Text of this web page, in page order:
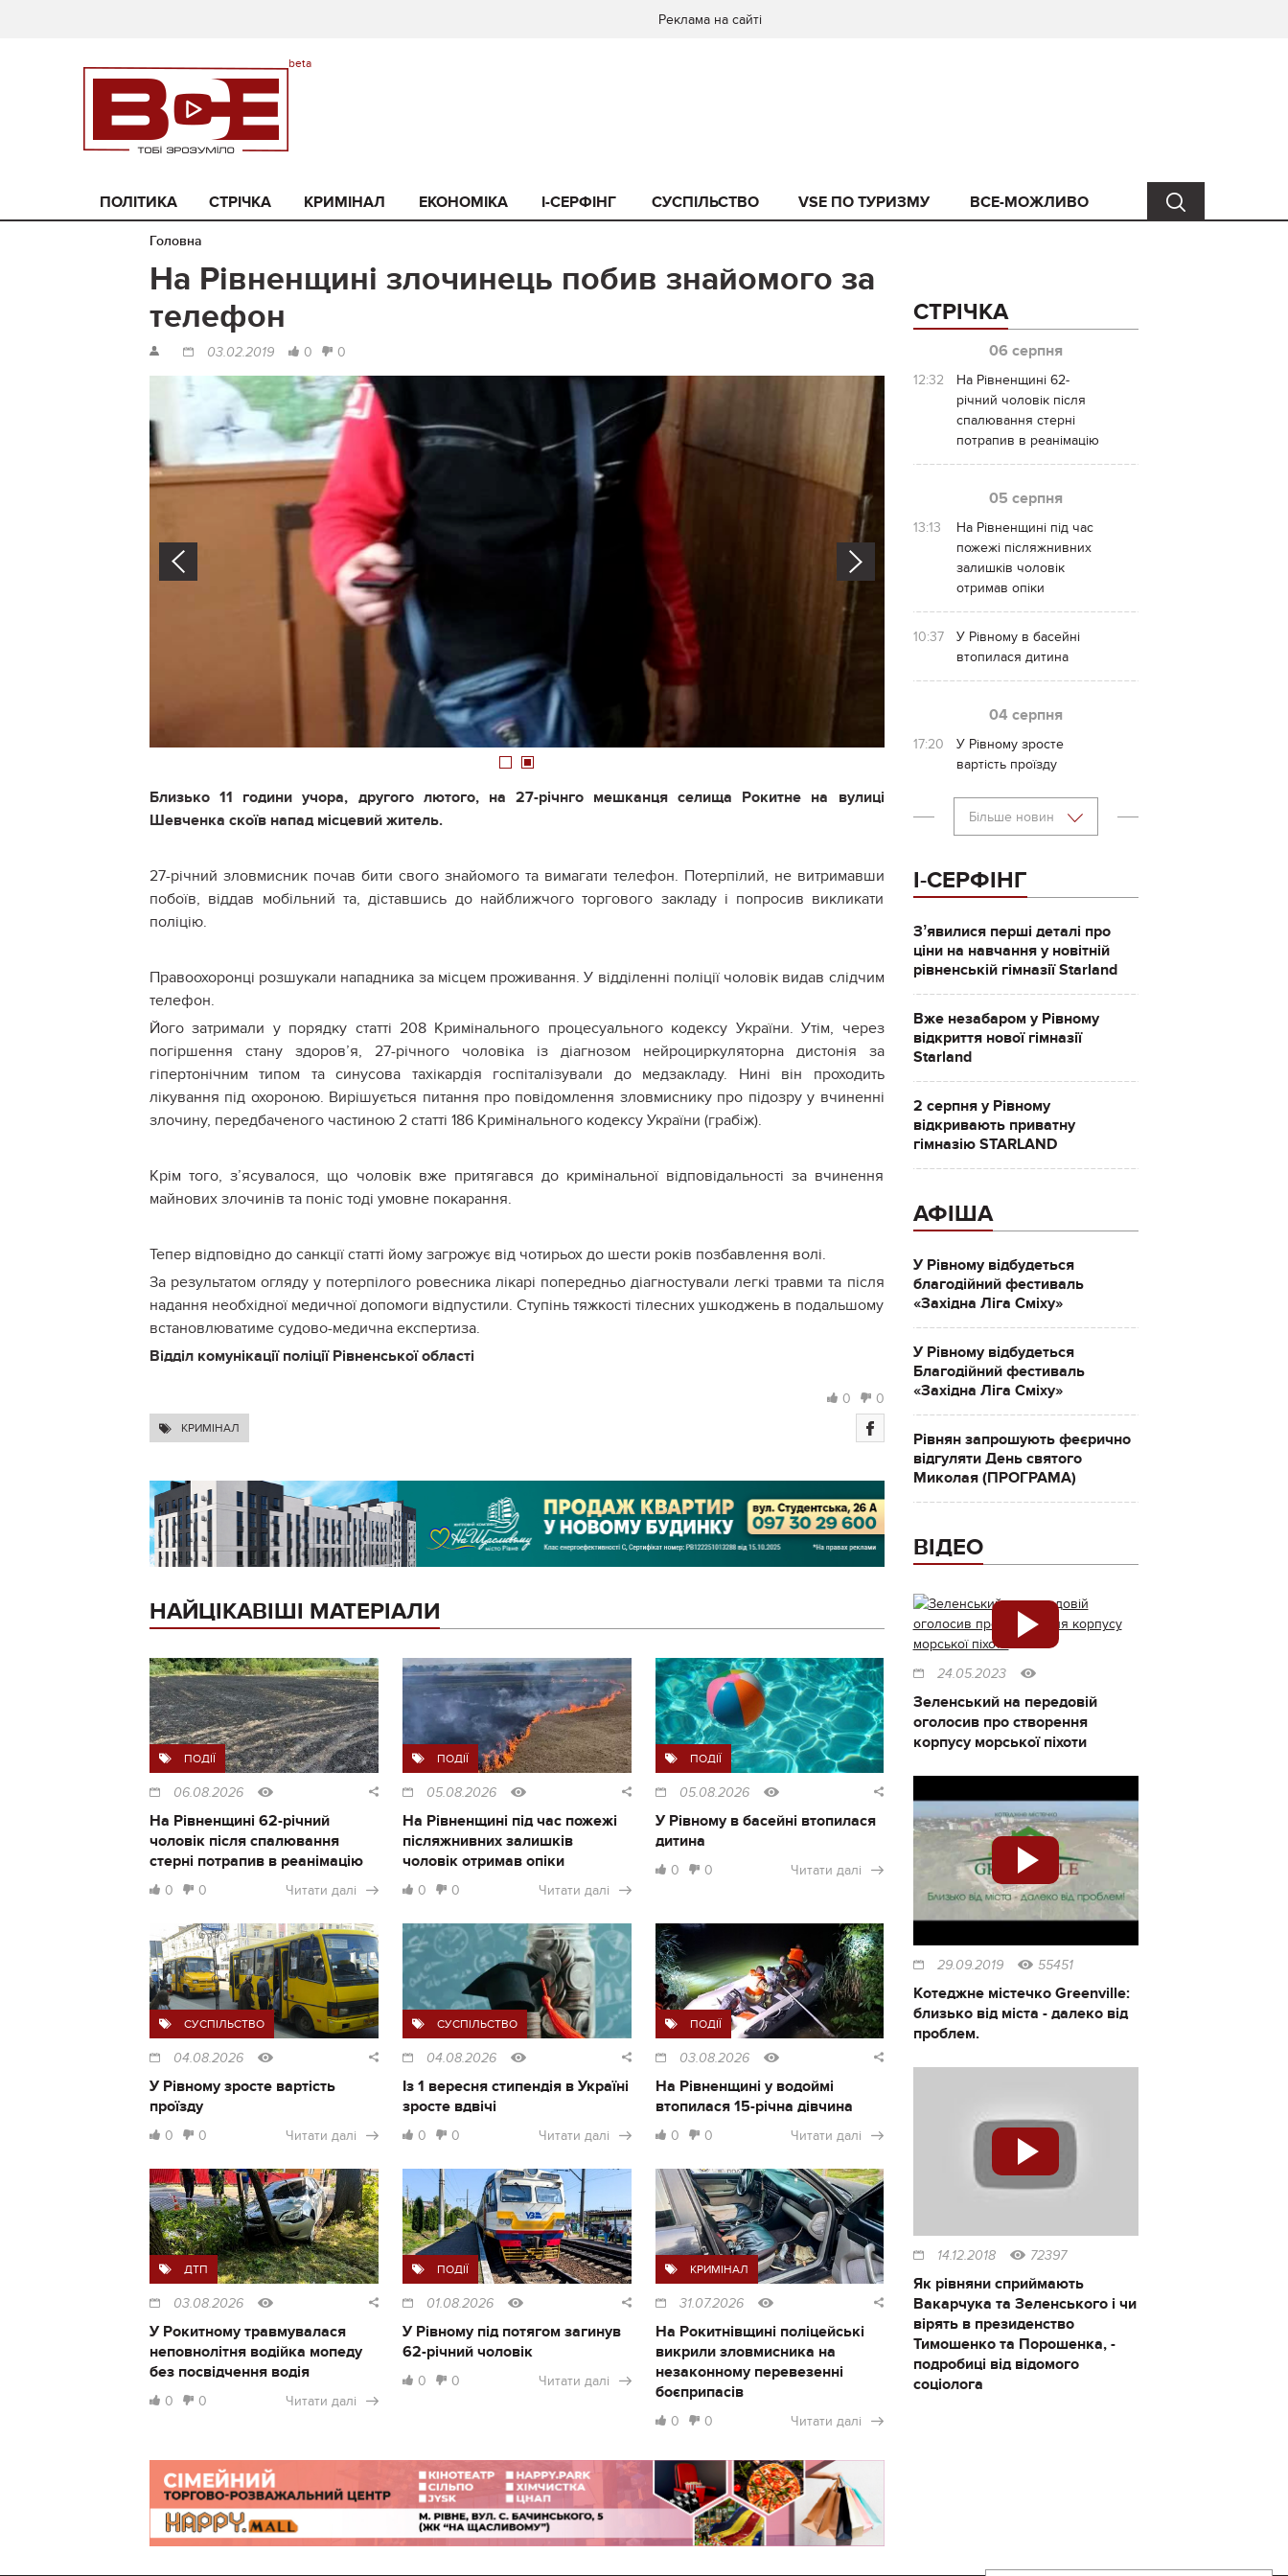
Реклама на сайті
ПОЛІТИКА СТРІЧКА КРИМІНАЛ ЕКОНОМІКА I-СЕРФІНГ СУСПІЛЬСТВО VSE ПО ТУРИЗМУ ВСЕ-МОЖЛИВО
Головна
На Рівненщині злочинець побив знайомого за
телефон
03.02.2019 0 0
1 2
Близько 11 години учора, другого лютого, на 27-річнго мешканця селища Рокитне на вулиці
Шевченка скоїв напад місцевий житель.
27-річний зловмисник почав бити свого знайомого та вимагати телефон. Потерпілий, не витримавши
побоїв, віддав мобільний та, діставшись до найближчого торгового закладу і попросив викликати
поліцію.
Правоохоронці розшукали нападника за місцем проживання. У відділенні поліції чоловік видав слідчим
телефон.
Його затримали у порядку статті 208 Кримінального процесуального кодексу України. Утім, через
погіршення стану здоров’я, 27-річного чоловіка із діагнозом нейроциркуляторна дистонія за
гіпертонічним типом та синусова тахікардія госпіталізували до медзакладу. Нині він проходить
лікування під охороною. Вирішується питання про повідомлення зловмиснику про підозру у вчиненні
злочину, передбаченого частиною 2 статті 186 Кримінального кодексу України (грабіж).
Крім того, з’ясувалося, що чоловік вже притягався до кримінальної відповідальності за вчинення
майнових злочинів та поніс тоді умовне покарання.
Тепер відповідно до санкції статті йому загрожує від чотирьох до шести років позбавлення волі.
За результатом огляду у потерпілого ровесника лікарі попередньо діагностували легкі травми та після
надання необхідної медичної допомоги відпустили. Ступінь тяжкості тілесних ушкоджень в подальшому
встановлюватиме судово-медична експертиза.
Відділ комунікації поліції Рівненської області
0 0
КРИМІНАЛ
НАЙЦІКАВІШІ МАТЕРІАЛИ
ПОДІЇ
06.08.2026
На Рівненщині 62-річний
чоловік після спалювання
стерні потрапив в реанімацію
0 0 Читати далі
ПОДІЇ
05.08.2026
На Рівненщині під час пожежі
післяжнивних залишків
чоловік отримав опіки
0 0 Читати далі
ПОДІЇ
05.08.2026
У Рівному в басейні втопилася
дитина
0 0 Читати далі
СУСПІЛЬСТВО
04.08.2026
У Рівному зросте вартість
проїзду
0 0 Читати далі
СУСПІЛЬСТВО
04.08.2026
Із 1 вересня стипендія в Україні
зросте вдвічі
0 0 Читати далі
ПОДІЇ
03.08.2026
На Рівненщині у водоймі
втопилася 15-річна дівчина
0 0 Читати далі
ДТП
03.08.2026
У Рокитному травмувалася
неповнолітня водійка мопеду
без посвідчення водія
0 0 Читати далі
ПОДІЇ
01.08.2026
У Рівному під потягом загинув
62-річний чоловік
0 0 Читати далі
КРИМІНАЛ
31.07.2026
На Рокитнівщині поліцейські
викрили зловмисника на
незаконному перевезенні
боєприпасів
0 0 Читати далі
СТРІЧКА
06 серпня
12:32
На Рівненщині 62-
річний чоловік після
спалювання стерні
потрапив в реанімацію
05 серпня
13:13
На Рівненщині під час
пожежі післяжнивних
залишків чоловік
отримав опіки
10:37
У Рівному в басейні
втопилася дитина
04 серпня
17:20
У Рівному зросте
вартість проїзду
Більше новин
І-СЕРФІНГ
Зʼявилися перші деталі про
ціни на навчання у новітній
рівненській гімназії Starland
Вже незабаром у Рівному
відкриття нової гімназії
Starland
2 серпня у Рівному
відкривають приватну
гімназію STARLAND
АФІША
У Рівному відбудеться
благодійний фестиваль
«Західна Ліга Сміху»
У Рівному відбудеться
Благодійний фестиваль
«Західна Ліга Сміху»
Рівнян запрошують феєрично
відгуляти День святого
Миколая (ПРОГРАМА)
ВІДЕО
24.05.2023
Зеленський на передовій
оголосив про створення
корпусу морської піхоти
29.09.2019 55451
Котеджне містечко Greenville:
близько від міста - далеко від
проблем.
14.12.2018 72397
Як рівняни сприймають
Вакарчука та Зеленського і чи
вірять в президенство
Тимошенко та Порошенка, -
подробиці від відомого
соціолога